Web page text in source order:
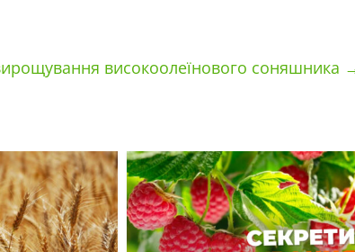
високоолеїнового соняшника